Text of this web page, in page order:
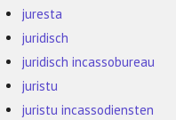
juresta
juridisch
juridisch incassobureau
juristu
juristu incassodiensten